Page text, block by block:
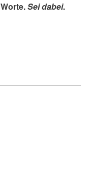
Sei dabei.